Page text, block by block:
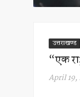
उत्तराखण्ड
“एक
April 19,